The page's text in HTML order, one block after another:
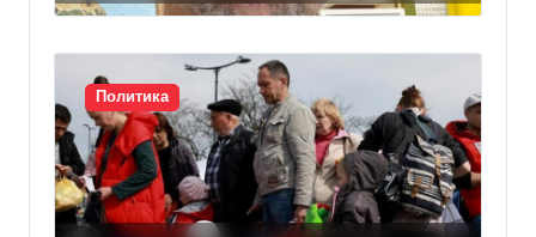
Политика